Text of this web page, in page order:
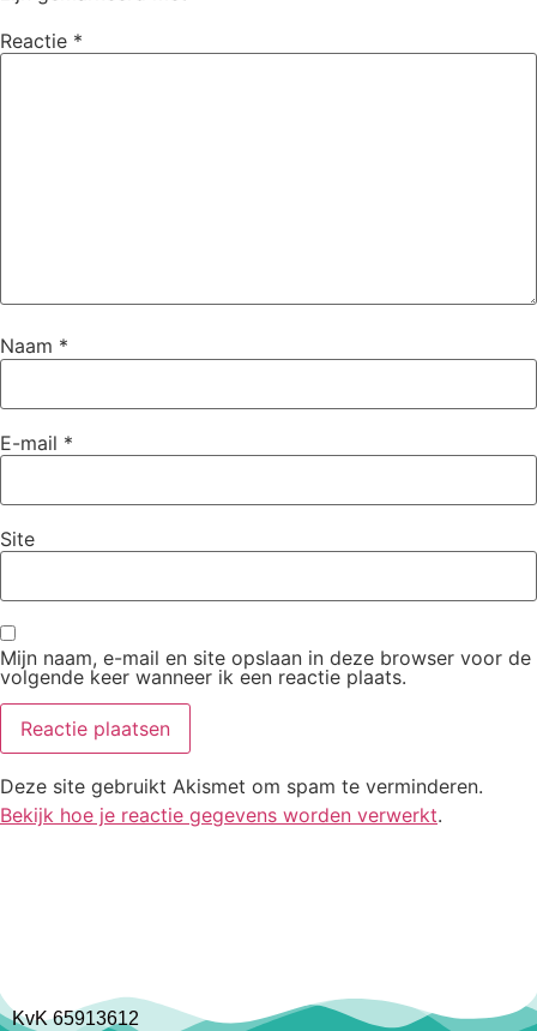
Reactie *
Naam *
E-mail *
Site
Mijn naam, e-mail en site opslaan in deze browser voor de
volgende keer wanneer ik een reactie plaats.
Deze site gebruikt Akismet om spam te verminderen.
Bekijk hoe je reactie gegevens worden verwerkt.
KvK 65913612